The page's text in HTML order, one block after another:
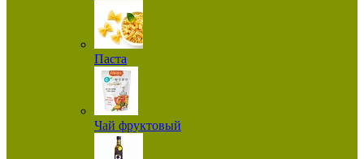
Паста
Чай фруктовый